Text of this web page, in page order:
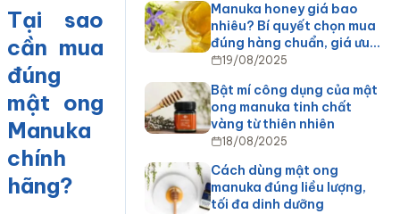
Tại sao
cần mua
đúng
mật ong
Manuka
chính
hãng?
Manuka honey giá bao
nhiêu? Bí quyết chọn mua
đúng hàng chuẩn, giá ưu…
19/08/2025
Bật mí công dụng của mật
ong manuka tinh chất
vàng từ thiên nhiên
18/08/2025
Cách dùng mật ong
manuka đúng liều lượng,
tối đa dinh dưỡng